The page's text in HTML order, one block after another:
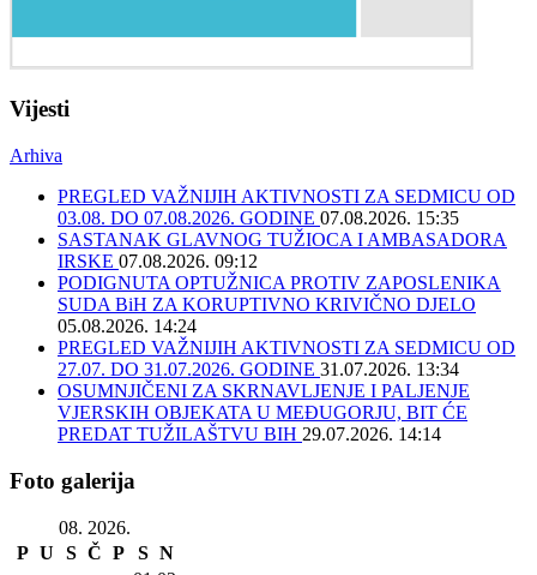
Vijesti
Arhiva
PREGLED VAŽNIJIH AKTIVNOSTI ZA SEDMICU OD
03.08. DO 07.08.2026. GODINE 07.08.2026. 15:35
SASTANAK GLAVNOG TUŽIOCA I AMBASADORA
IRSKE 07.08.2026. 09:12
PODIGNUTA OPTUŽNICA PROTIV ZAPOSLENIKA
SUDA BiH ZA KORUPTIVNO KRIVIČNO DJELO
05.08.2026. 14:24
PREGLED VAŽNIJIH AKTIVNOSTI ZA SEDMICU OD
27.07. DO 31.07.2026. GODINE 31.07.2026. 13:34
OSUMNJIČENI ZA SKRNAVLJENJE I PALJENJE
VJERSKIH OBJEKATA U MEĐUGORJU, BIT ĆE
PREDAT TUŽILAŠTVU BIH 29.07.2026. 14:14
Foto galerija
08. 2026.
P U S Č P S N